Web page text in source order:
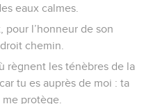
eaux calmes.
pour l’honneur de son
chemin.
règnent les ténèbres de la
tu es auprès de moi : ta
protège.